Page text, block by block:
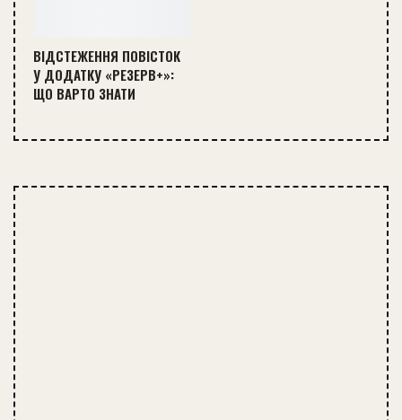
ВІДСТЕЖЕННЯ ПОВІСТОК
У ДОДАТКУ «РЕЗЕРВ+»:
ЩО ВАРТО ЗНАТИ